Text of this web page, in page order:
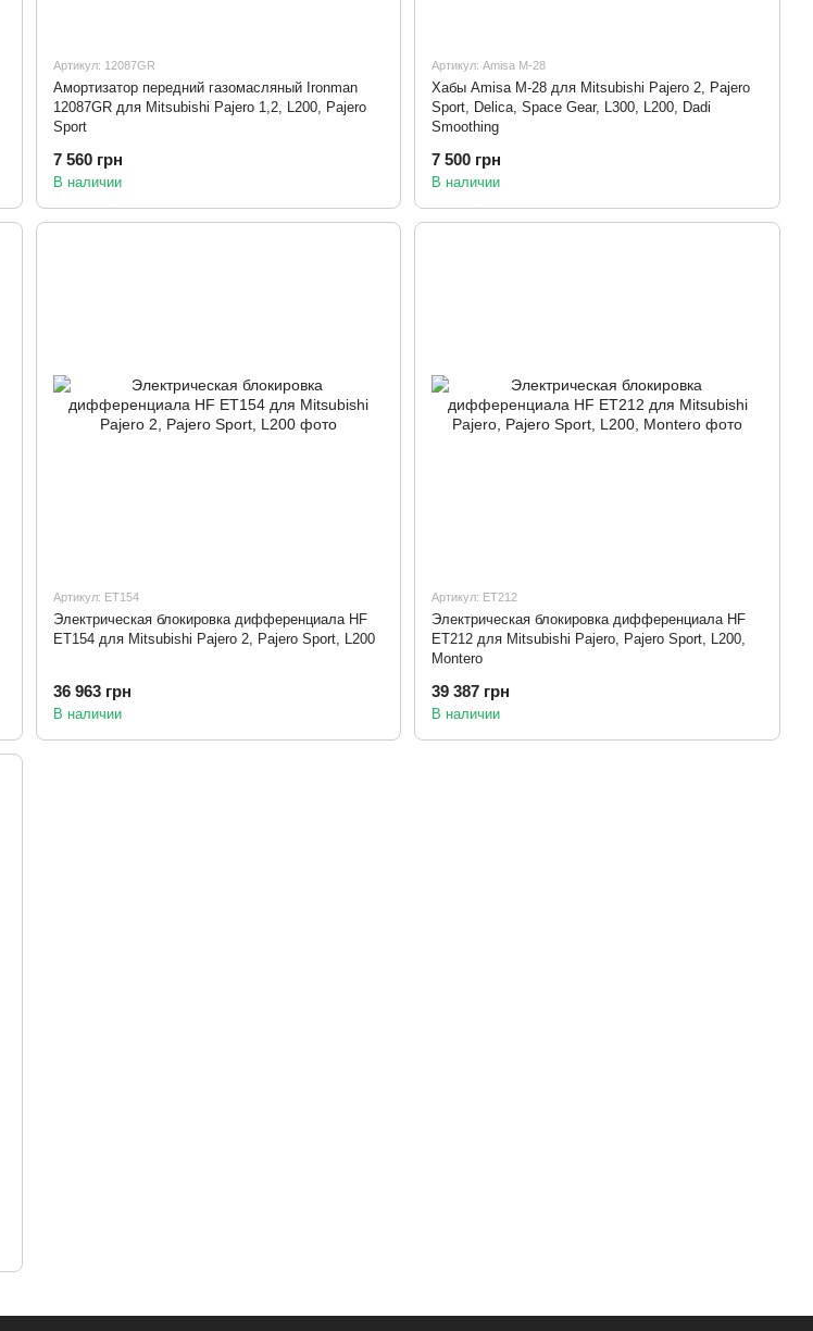
Артикул: 12087GR
Амортизатор передний газомасляный Ironman
12087GR для Mitsubishi Pajero 1,2, L200, Pajero
Sport
7 560 грн
В наличии
Артикул: Amisa M-28
Хабы Amisa M-28 для Mitsubishi Pajero 2, Pajero
Sport, Delica, Space Gear, L300, L200, Dadi
Smoothing
7 500 грн
В наличии
Артикул: ET154
Электрическая блокировка дифференциала HF
ET154 для Mitsubishi Pajero 2, Pajero Sport, L200
36 963 грн
В наличии
Артикул: ET212
Электрическая блокировка дифференциала HF
ET212 для Mitsubishi Pajero, Pajero Sport, L200,
Montero
39 387 грн
В наличии